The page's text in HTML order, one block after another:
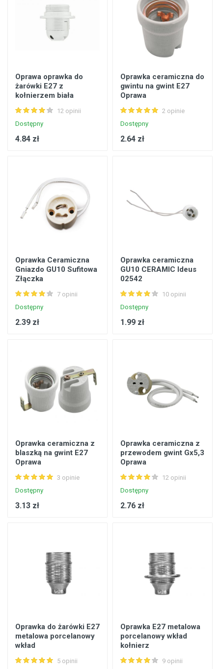
Oprawa oprawka do
żarówki E27 z
kołnierzem biała
12 opinii
Dostępny
4.84 zł
Oprawka ceramiczna do
gwintu na gwint E27
Oprawa
2 opinie
Dostępny
2.64 zł
Oprawka Ceramiczna
Gniazdo GU10 Sufitowa
Złączka
7 opinii
Dostępny
2.39 zł
Oprawka ceramiczna
GU10 CERAMIC Ideus
02542
10 opinii
Dostępny
1.99 zł
Oprawka ceramiczna z
blaszką na gwint E27
Oprawa
3 opinie
Dostępny
3.13 zł
Oprawka ceramiczna z
przewodem gwint Gx5,3
Oprawa
12 opinii
Dostępny
2.76 zł
Oprawka do żarówki E27
metalowa porcelanowy
wkład
5 opinii
Oprawka E27 metalowa
porcelanowy wkład
kołnierz
9 opinii